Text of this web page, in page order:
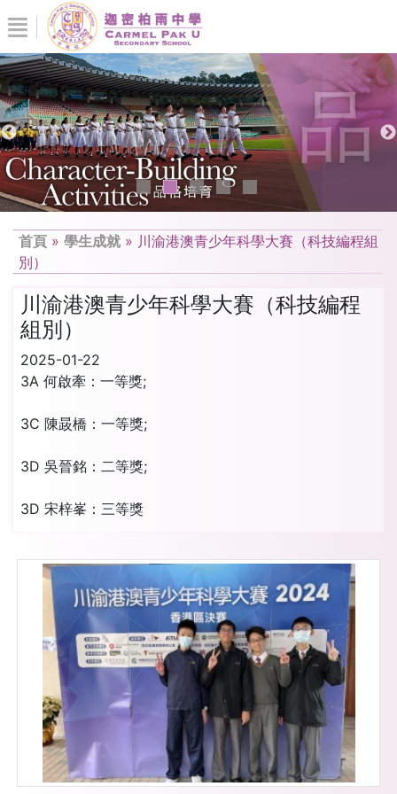
首頁 » 學生成就 » 川渝港澳青少年科學大賽（科技編程組
別）
川渝港澳青少年科學大賽（科技編程
組別）
2025-01-22
3A 何啟牽：一等獎;
3C 陳晸橋：一等獎;
3D 吳晉銘：二等獎;
3D 宋梓峯：三等獎